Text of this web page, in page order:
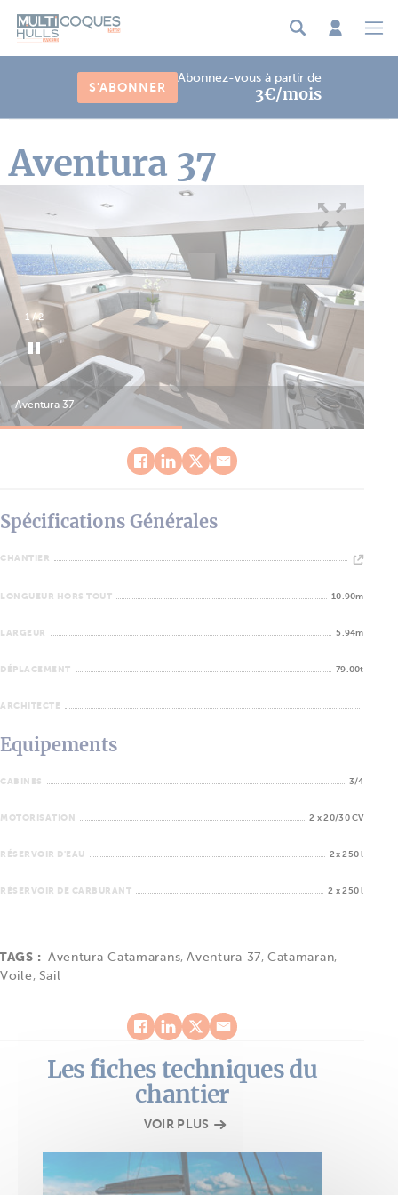
S'ABONNER
Abonnez-vous à partir de
3€/mois
Aventura 37
Aventura 37
1/2
Spécifications Générales
CHANTIER
LONGUEUR HORS TOUT 10.90m
LARGEUR 5.94m
DÉPLACEMENT 79.00t
ARCHITECTE
Equipements
CABINES 3/4
MOTORISATION 2 x 20/30 CV
RÉSERVOIR D'EAU 2x 250 l
RÉSERVOIR DE CARBURANT 2 x 250 l
TAGS : Aventura Catamarans,Aventura 37, Catamaran,
Voile , Sail
Les fiches techniques du
chantier
VOIR PLUS